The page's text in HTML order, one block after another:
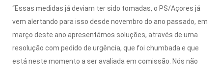
“Essas medidas já deviam ter sido tomadas, o PS/Açores já
vem alertando para isso desde novembro do ano passado, em
março deste ano apresentámos soluções, através de uma
resolução com pedido de urgência, que foi chumbada e que
está neste momento a ser avaliada em comissão. Nós não